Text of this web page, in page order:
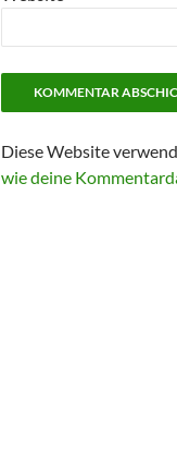
Diese Website
wie deine